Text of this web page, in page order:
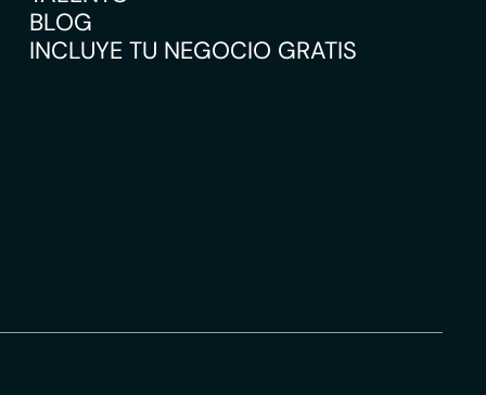
BLOG
INCLUYE TU NEGOCIO GRATIS